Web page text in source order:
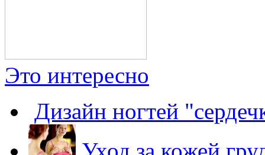
Это интересно
Дизайн ногтей